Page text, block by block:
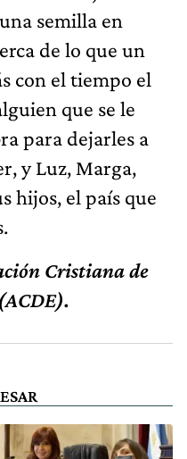
semilla en
de lo que un
con el tiempo el
que se le
para dejarles a
y Luz, Marga,
hijos, el país que
Cristiana de